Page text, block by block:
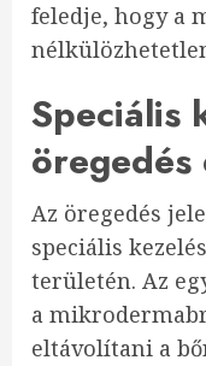
feledje, hogy a
Speciális
öregedés
Az öregedés
speciális
területén. Az
a
eltávolítani a